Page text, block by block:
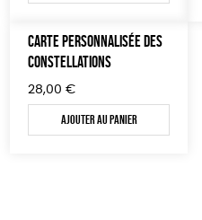
CARTE PERSONNALISÉE DES
CONSTELLATIONS
28,00 €
Ajouter au panier